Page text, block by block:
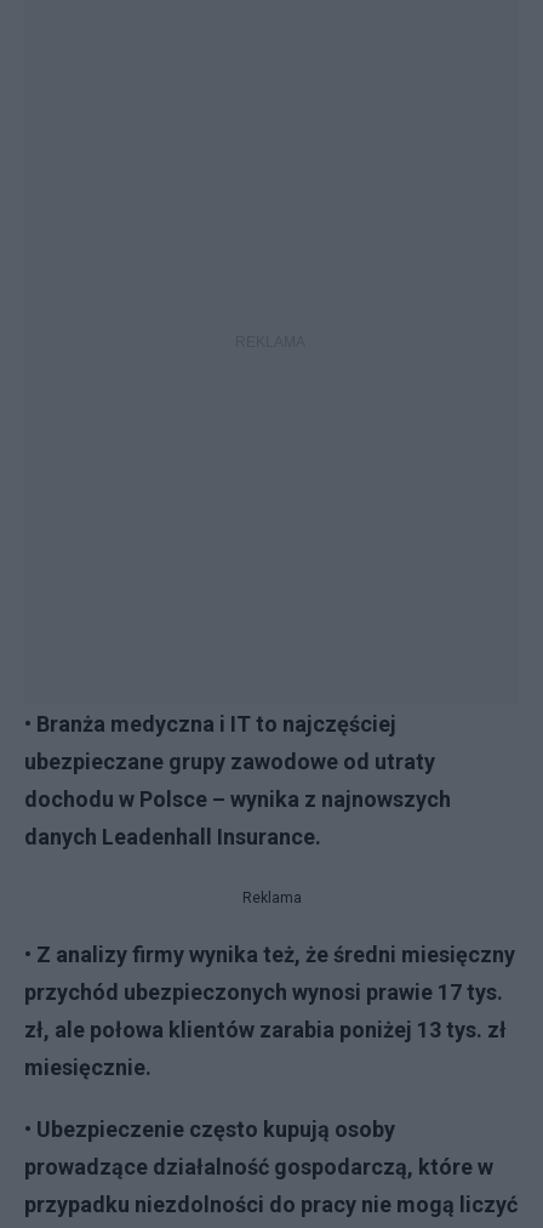
• Branża medyczna i IT to najczęściej
ubezpieczane grupy zawodowe od utraty
dochodu w Polsce – wynika z najnowszych
danych Leadenhall Insurance.
Reklama
• Z analizy firmy wynika też, że średni miesięczny
przychód ubezpieczonych wynosi prawie 17 tys.
zł, ale połowa klientów zarabia poniżej 13 tys. zł
miesięcznie.
• Ubezpieczenie często kupują osoby
prowadzące działalność gospodarczą, które w
przypadku niezdolności do pracy nie mogą liczyć